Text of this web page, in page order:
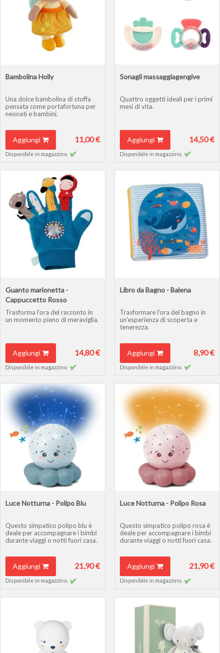
Bambolina Holly
Una dolce bambolina di stoffa
pensata come portafortuna per
neonati e bambini.
Aggiungi 11,00 €
Disponibile in magazzino.
Sonagli massaggiagengive
Quattro oggetti ideali per i primi
mesi di vita.
Aggiungi 14,50 €
Disponibile in magazzino.
Guanto marionetta -
Cappuccetto Rosso
Trasforma l’ora del racconto in
un momento pieno di meraviglia.
Aggiungi 14,80 €
Disponibile in magazzino.
Libro da Bagno - Balena
Trasformare l’ora del bagno in
un’esperienza di scoperta e
tenerezza.
Aggiungi 8,90 €
Disponibile in magazzino.
Luce Notturna - Polipo Blu
Questo simpatico polipo blu è
deale per accompagnare i bimbi
durante viaggi o notti fuori casa.
Aggiungi 21,90 €
Disponibile in magazzino.
Luce Notturna - Polipo Rosa
Questo simpatico polipo rosa è
deale per accompagnare i bimbi
durante viaggi o notti fuori casa.
Aggiungi 21,90 €
Disponibile in magazzino.